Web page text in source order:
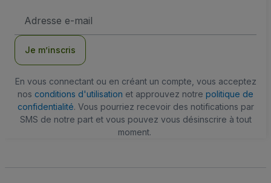
e-
Je m’inscris
En vous connectant ou en créant un compte, vous acceptez
nos conditions d'utilisation et approuvez notre politique de
confidentialité. Vous pourriez recevoir des notifications par
SMS de notre part et vous pouvez vous désinscrire à tout
moment.